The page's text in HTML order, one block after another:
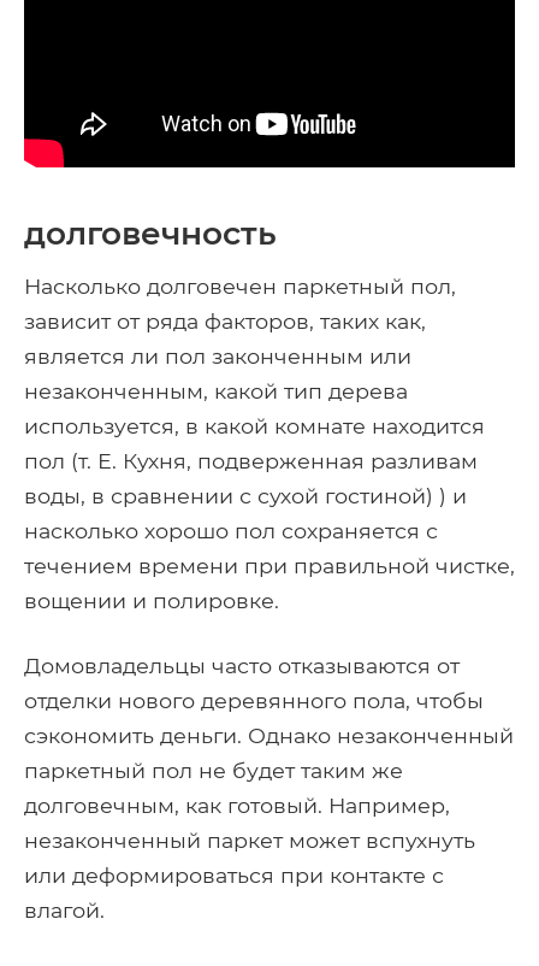
долговечность
Насколько долговечен паркетный пол,
зависит от ряда факторов, таких как,
является ли пол законченным или
незаконченным, какой тип дерева
используется, в какой комнате находится
пол (т. Е. Кухня, подверженная разливам
воды, в сравнении с сухой гостиной) ) и
насколько хорошо пол сохраняется с
течением времени при правильной чистке,
вощении и полировке.
Домовладельцы часто отказываются от
отделки нового деревянного пола, чтобы
сэкономить деньги. Однако незаконченный
паркетный пол не будет таким же
долговечным, как готовый. Например,
незаконченный паркет может вспухнуть
или деформироваться при контакте с
влагой.